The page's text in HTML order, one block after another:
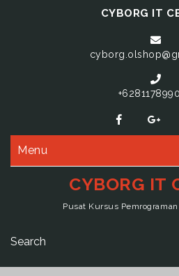
CYBORG IT
Menu
CYBORG IT
Pusat Kursus